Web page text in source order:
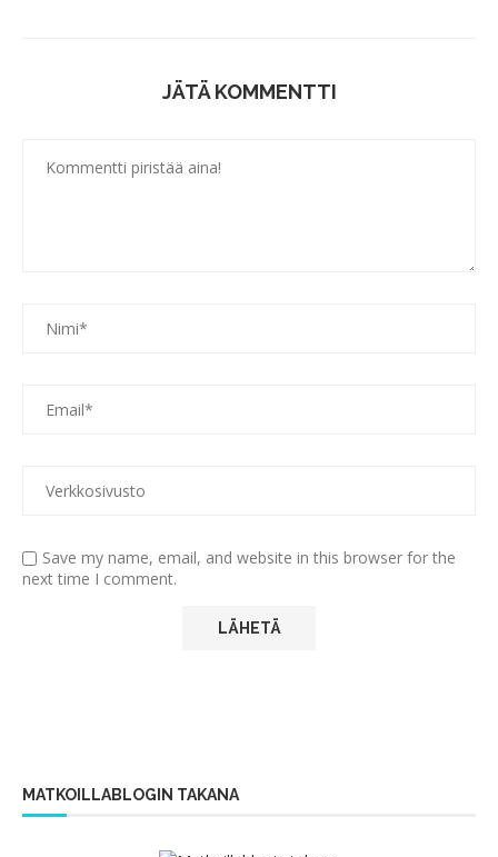
JÄTÄ KOMMENTTI
Save my name, email, and website in this browser for the
next time I comment.
MATKOILLABLOGIN TAKANA